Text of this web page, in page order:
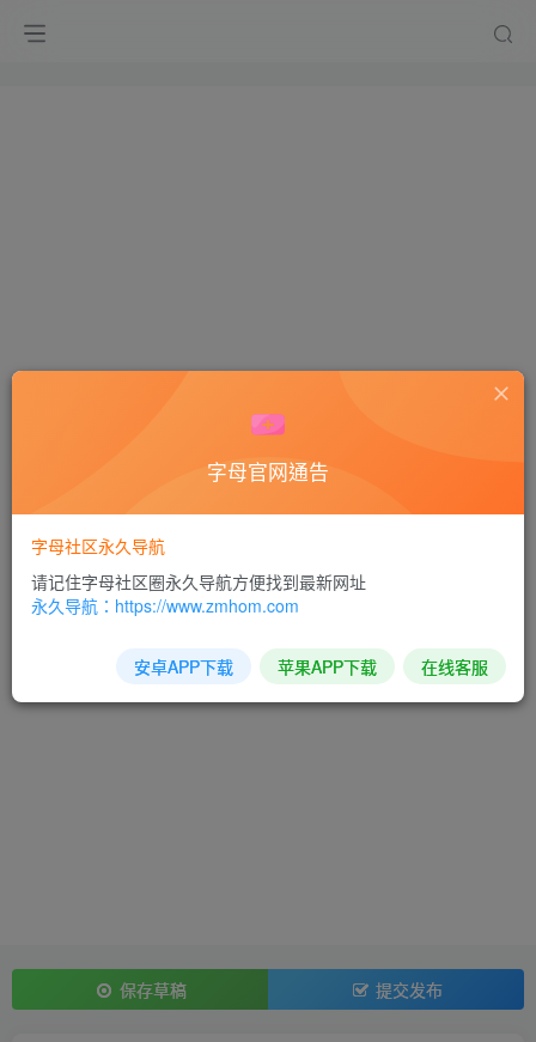
Hi！请先登录
保存草稿 提交发布
字母官网通告
字母社区永久导航
请记住字母社区圈永久导航方便找到最新网址
永久导航：https://www.zmhom.com
安卓APP下载 苹果APP下载 在线客服